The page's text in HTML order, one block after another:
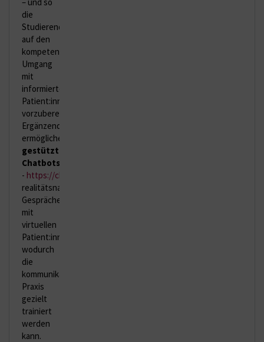
die
Studierenden
auf den
kompetenten
Umgang
mit
informierten
Patient:innen
vorzubereiten.
Ergänzend
ermöglichen
gestützte
Chatbots
- https://character.ai/profile/bOERnd
realitätsnahe
Gespräche
mit
virtuellen
Patient:innen,
wodurch
die
kommunikative
Praxis
gezielt
trainiert
werden
kann.